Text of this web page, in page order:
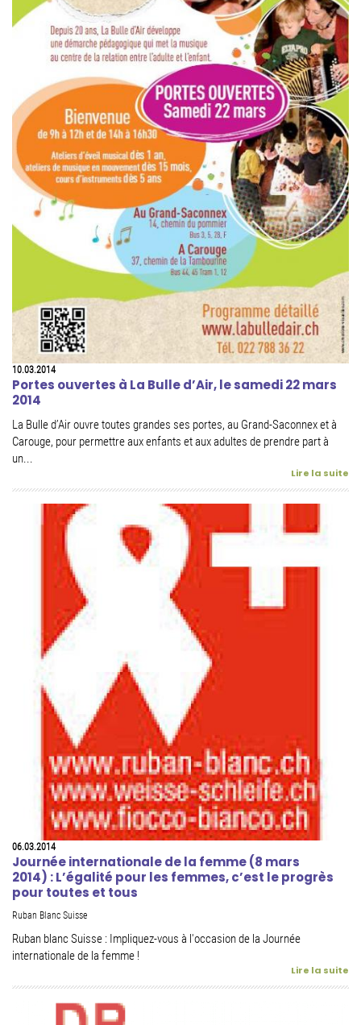
10.03.2014
Portes ouvertes à La Bulle d’Air, le samedi 22 mars
2014
La Bulle d’Air ouvre toutes grandes ses portes, au Grand-Saconnex et à
Carouge, pour permettre aux enfants et aux adultes de prendre part à
un...
Lire la suite
06.03.2014
Journée internationale de la femme (8 mars
2014) : L’égalité pour les femmes, c’est le progrès
pour toutes et tous
Ruban Blanc Suisse
Ruban blanc Suisse : Impliquez-vous à l'occasion de la Journée
internationale de la femme !
Lire la suite